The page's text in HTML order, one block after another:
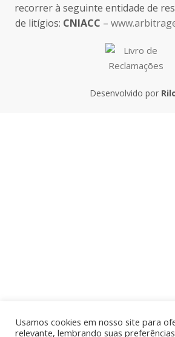
Usamos cookies em nosso site para
relevante, lembrando suas
recorrer à seguinte entidade de
de litígios: CNIACC –
Desenvolvido por